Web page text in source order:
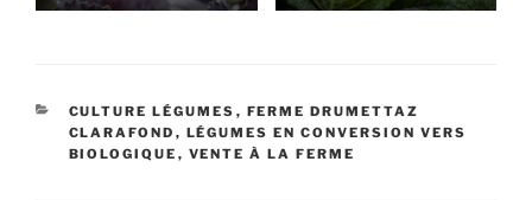
CATÉGORIES
CULTURE LÉGUMES , FERME DRUMETTAZ
CLARAFOND , LÉGUMES EN CONVERSION VERS
BIOLOGIQUE , VENTE À LA FERME